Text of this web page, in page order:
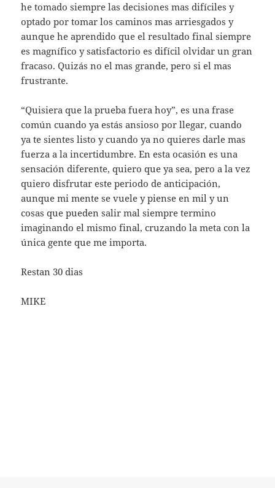
he tomado siempre las decisiones mas difíciles y
optado por tomar los caminos mas arriesgados y
aunque he aprendido que el resultado final siempre
es magnífico y satisfactorio es difícil olvidar un gran
fracaso. Quizás no el mas grande, pero si el mas
frustrante.
“Quisiera que la prueba fuera hoy”, es una frase
común cuando ya estás ansioso por llegar, cuando
ya te sientes listo y cuando ya no quieres darle mas
fuerza a la incertidumbre. En esta ocasión es una
sensación diferente, quiero que ya sea, pero a la vez
quiero disfrutar este periodo de anticipación,
aunque mi mente se vuele y piense en mil y un
cosas que pueden salir mal siempre termino
imaginando el mismo final, cruzando la meta con la
única gente que me importa.
Restan 30 dias
MIKE